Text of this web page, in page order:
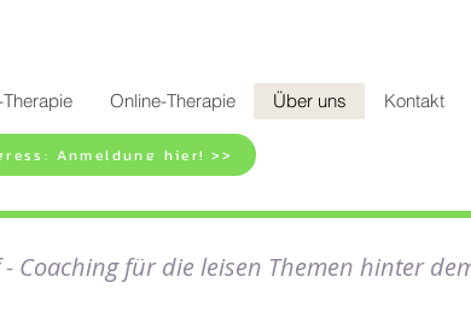
Online-Therapie Über uns Kontakt
Anmeldung hier! >>
Coaching für die leisen Themen hinter